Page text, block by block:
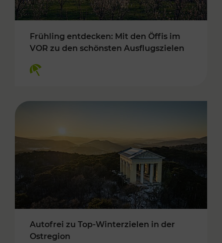
Frühling entdecken: Mit den Öffis im
VOR zu den schönsten Ausflugszielen
Autofrei zu Top-Winterzielen in der
Ostregion